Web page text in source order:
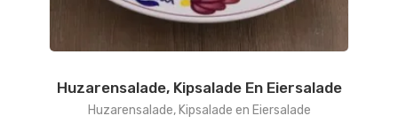
Huzarensalade, Kipsalade En Eiersalade
Huzarensalade, Kipsalade en Eiersalade